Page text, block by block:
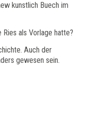
kunstlich Buech im
Ries als Vorlage hatte?
Auch der
gewesen sein.